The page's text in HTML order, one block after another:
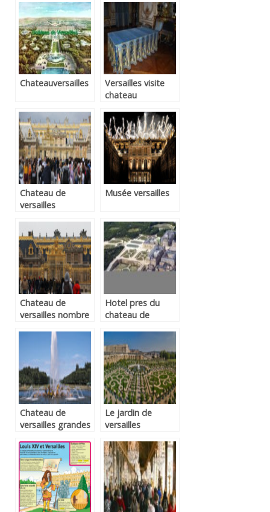
Chateauversailles
Versailles visite
chateau
Chateau de
versailles
Musée versailles
Chateau de
versailles nombre
Hotel pres du
chateau de
Chateau de
versailles grandes
Le jardin de
versailles